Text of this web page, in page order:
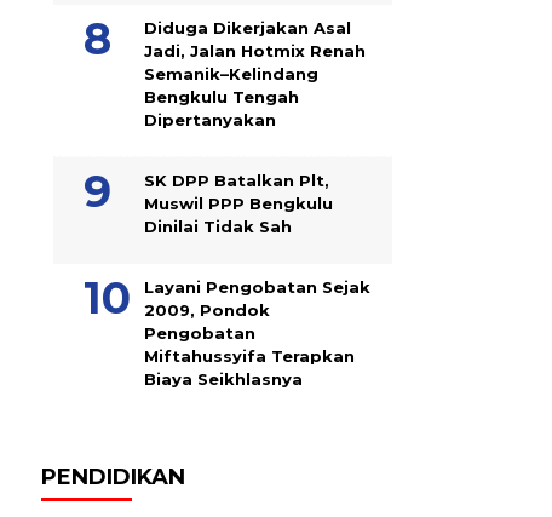
Diduga Dikerjakan Asal
Jadi, Jalan Hotmix Renah
Semanik–Kelindang
Bengkulu Tengah
Dipertanyakan
SK DPP Batalkan Plt,
Muswil PPP Bengkulu
Dinilai Tidak Sah
Layani Pengobatan Sejak
2009, Pondok
Pengobatan
Miftahussyifa Terapkan
Biaya Seikhlasnya
PENDIDIKAN